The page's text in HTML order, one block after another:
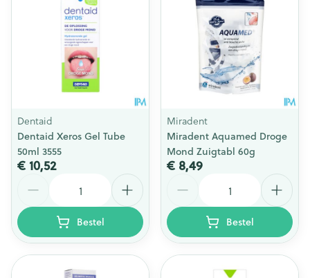
Dentaid
Dentaid Xeros Gel Tube
50ml 3555
€ 10,52
Bestel
Miradent
Miradent Aquamed Droge
Mond Zuigtabl 60g
€ 8,49
Bestel